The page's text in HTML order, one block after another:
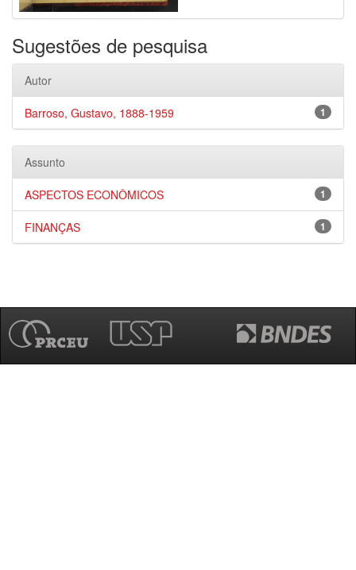
Sugestões de pesquisa
Autor
1
Barroso, Gustavo, 1888-1959
Assunto
1
ASPECTOS ECONÔMICOS
1
FINANÇAS